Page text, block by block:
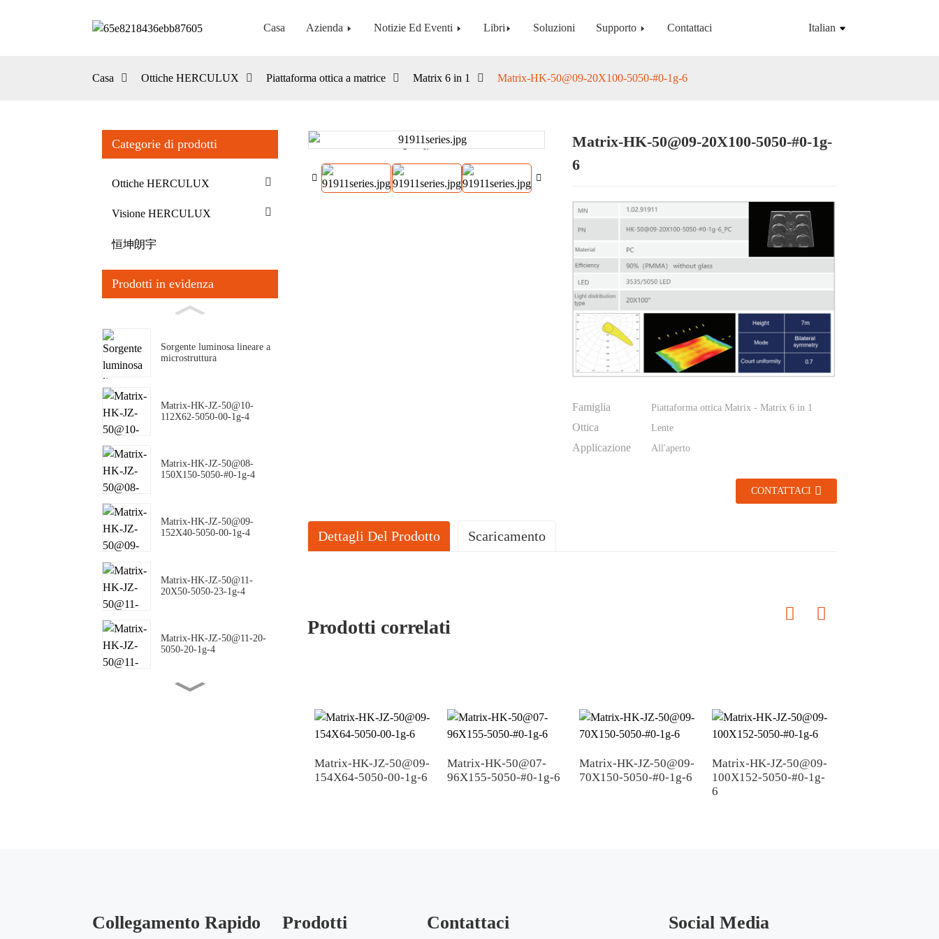
Casa Azienda Notizie Ed Eventi Libri Soluzioni Supporto Contattaci Italian
Casa Ottiche HERCULUX Piattaforma ottica a matrice Matrix 6 in 1 Matrix-HK-50@09-20X100-5050-#0-1g-6
Categorie di prodotti
Ottiche HERCULUX
Visione HERCULUX
恒坤朗宇
Prodotti in evidenza
Sorgente luminosa lineare a
microstruttura
Matrix-HK-JZ-50@10-
112X62-5050-00-1g-4
Matrix-HK-JZ-50@08-
150X150-5050-#0-1g-4
Matrix-HK-JZ-50@09-
152X40-5050-00-1g-4
Matrix-HK-JZ-50@11-
20X50-5050-23-1g-4
Matrix-HK-JZ-50@11-20-
5050-20-1g-4
Loading...
Loading... Loading...
Loading... Loading...
Loading...
Matrix-HK-50@09-20X100-5050-#0-1g-
6
Famiglia Piattaforma ottica Matrix - Matrix 6 in 1
Ottica Lente
Applicazione All'aperto
CONTATTACI
Dettagli Del Prodotto Scaricamento
1.02.91911
Scaricamento
Prodotti correlati
Matrix-HK-JZ-50@09-
154X64-5050-00-1g-6
Matrix-HK-50@07-
96X155-5050-#0-1g-6
Matrix-HK-JZ-50@09-
70X150-5050-#0-1g-6
Matrix-HK-JZ-50@09-
100X152-5050-#0-1g-
6
Collegamento Rapido Prodotti Contattaci Social Media